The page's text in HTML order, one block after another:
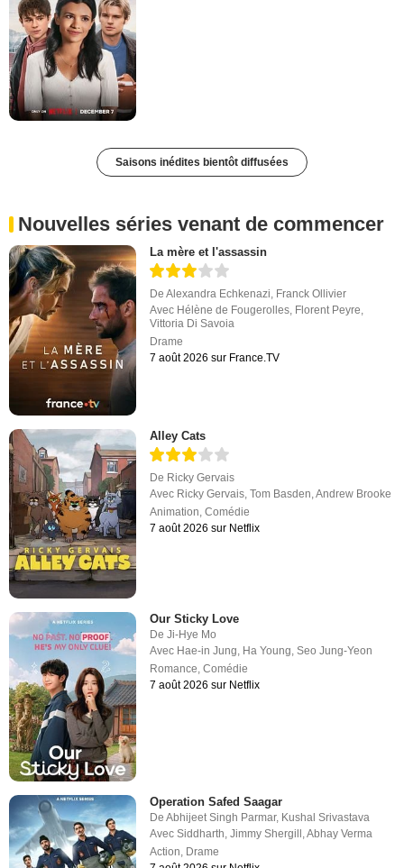
Saisons inédites bientôt diffusées
Nouvelles séries venant de commencer
La mère et l'assassin
DeAlexandra Echkenazi, Franck Ollivier
Avec Hélène de Fougerolles, Florent Peyre,
Vittoria Di Savoia
Drame
7 août 2026 sur France.TV
Alley Cats
De Ricky Gervais
Avec Ricky Gervais ,Tom Basden ,Andrew Brooke
Animation ,Comédie
7 août 2026 sur Netflix
Our Sticky Love
DeJi-Hye Mo
Avec Hae-in Jung, Ha Young,Seo Jung-Yeon
Romance,Comédie
7 août 2026 sur Netflix
Operation Safed Saagar
DeAbhijeet Singh Parmar, Kushal Srivastava
AvecSiddharth,Jimmy Shergill ,Abhay Verma
Action, Drame